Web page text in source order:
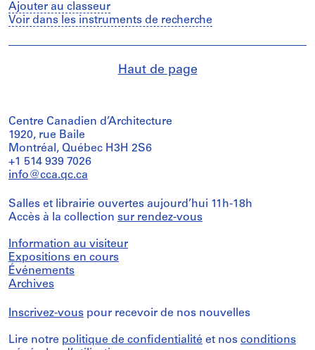
Ajouter au classeur
Voir dans les instruments de recherche
Haut de page
Centre Canadien d’Architecture
1920, rue Baile
Montréal, Québec H3H 2S6
+1 514 939 7026
info@cca.qc.ca
Salles et librairie ouvertes aujourd’hui 11h-18h
Accès à la collection sur rendez-vous
Information au visiteur
Expositions en cours
Événements
Archives
Inscrivez-vous pour recevoir de nos nouvelles
Lire notre politique de confidentialité et nos conditions